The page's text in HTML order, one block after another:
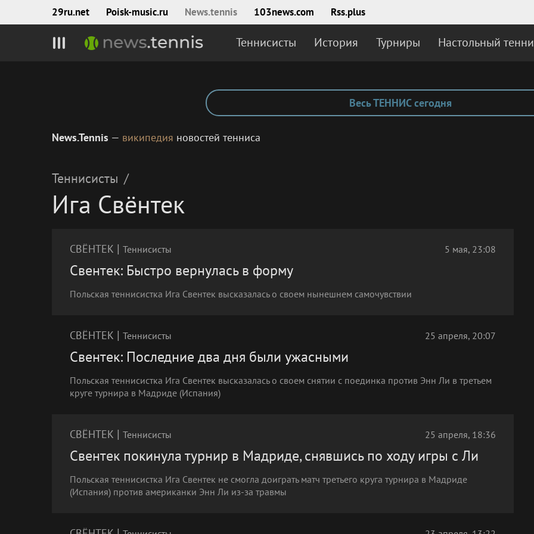
29ru.net Poisk‑music.ru News.tennis 103news.com Rss.plus
Теннисисты История Турниры Настольный
Весь ТЕННИС сегодня
News.Tennis — википедия новостей тенниса
Теннисисты /
Ига Свёнтек
СВЁНТЕК | Теннисисты 5 мая, 23:08
Свентек: Быстро вернулась в форму
Польская теннисистка Ига Свентек высказалась о своем нынешнем самочувствии
СВЁНТЕК | Теннисисты 25 апреля, 20:07
Свентек: Последние два дня были ужасными
Польская теннисистка Ига Свентек высказалась о своем снятии с поединка против Энн Ли в третьем
круге турнира в Мадриде (Испания)
СВЁНТЕК | Теннисисты 25 апреля, 18:36
Свентек покинула турнир в Мадриде, снявшись по ходу игры с Ли
Польская теннисистка Ига Свентек не смогла доиграть матч третьего круга турнира в Мадриде
(Испания) против американки Энн Ли из-за травмы